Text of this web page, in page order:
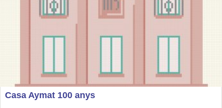
Casa Aymat 100 anys